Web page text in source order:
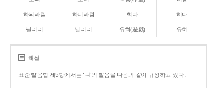
하늬바람 하니바람 희다 히다
늴리리 닐리리 유희(遊戱) 유히
해설
표준 발음법 제5항에서는 ‘ㅢ’의 발음을 다음과 같이 규정하고 있다.